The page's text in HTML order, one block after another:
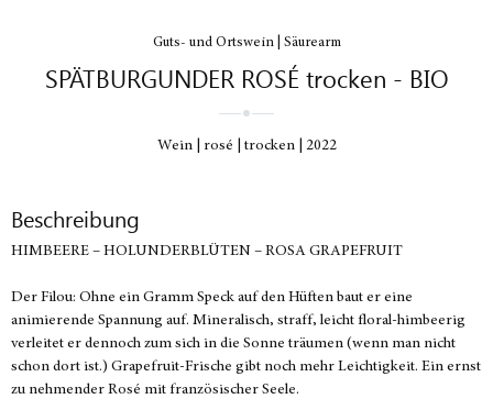
Guts- und Ortswein | Säurearm
SPÄTBURGUNDER ROSÉ trocken - BIO
Wein rosé trocken 2022
Beschreibung
HIMBEERE – HOLUNDERBLÜTEN – ROSA GRAPEFRUIT
Der Filou: Ohne ein Gramm Speck auf den Hüften baut er eine
animierende Spannung auf. Mineralisch, straff, leicht floral-himbeerig
verleitet er dennoch zum sich in die Sonne träumen (wenn man nicht
schon dort ist.) Grapefruit-Frische gibt noch mehr Leichtigkeit. Ein ernst
zu nehmender Rosé mit französischer Seele.